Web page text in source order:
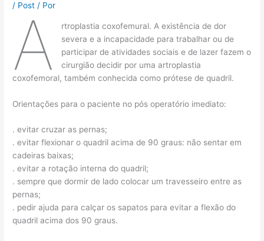
/ Post / Por
A
rtroplastia coxofemural. A existência de dor
severa e a incapacidade para trabalhar ou de
participar de atividades sociais e de lazer fazem o
cirurgião decidir por uma artroplastia
coxofemoral, também conhecida como prótese de quadril.
Orientações para o paciente no pós operatório imediato:
. evitar cruzar as pernas;
. evitar flexionar o quadril acima de 90 graus: não sentar em
cadeiras baixas;
. evitar a rotação interna do quadril;
. sempre que dormir de lado colocar um travesseiro entre as
pernas;
. pedir ajuda para calçar os sapatos para evitar a flexão do
quadril acima dos 90 graus.